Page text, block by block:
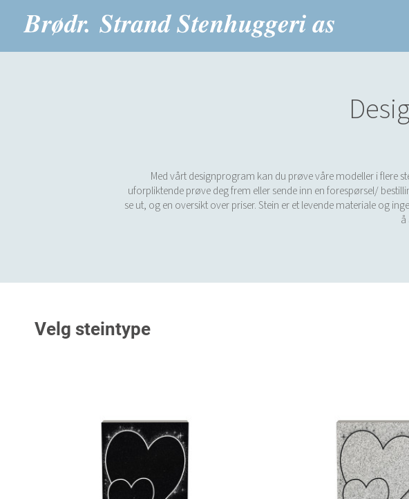
Med vårt designprogram kan du prøve våre modeller i flere
uforpliktende prøve deg frem eller sende inn en forespørsel/
se ut, og en oversikt over priser. Stein er et levende materiale og
Velg steintype